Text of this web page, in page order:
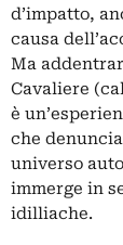
d’impatto,
causa
Ma
Cavaliere
è
che
universo
immerge in
idilliache.